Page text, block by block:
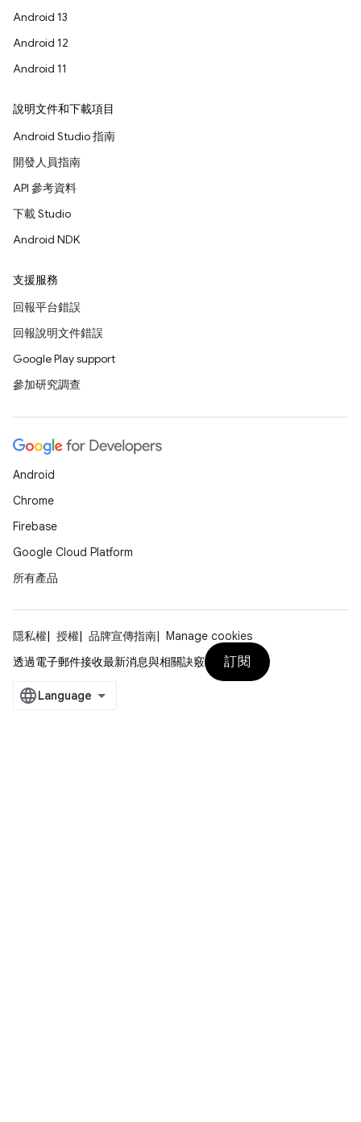
Android 13
Android 12
Android 11
說明文件和下載項目
Android Studio 指南
開發人員指南
API 參考資料
下載 Studio
Android NDK
支援服務
回報平台錯誤
回報說明文件錯誤
Google Play support
參加研究調查
Android
Chrome
Firebase
Google Cloud Platform
所有產品
隱私權 授權 品牌宣傳指南
Manage cookies
透過電子郵件接收最新消息與相關訣竅
訂閱